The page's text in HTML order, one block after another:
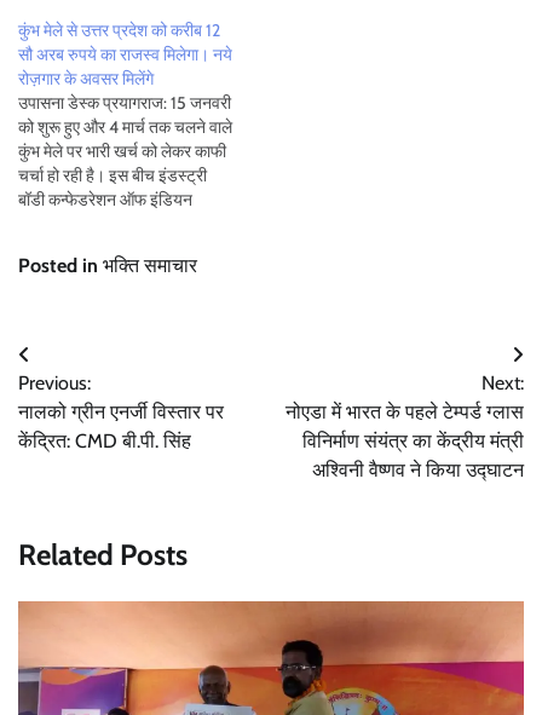
कुंभ मेले से उत्तर प्रदेश को करीब 12
सौ अरब रुपये का राजस्व मिलेगा। नये
रोज़गार के अवसर मिलेंगे
उपासना डेस्क प्रयागराज: 15 जनवरी
को शुरू हुए और 4 मार्च तक चलने वाले
कुंभ मेले पर भारी खर्च को लेकर काफी
चर्चा हो रही है। इस बीच इंडस्ट्री
बॉडी कन्फेडरेशन ऑफ इंडियन
लाख करोड़ रुपये…
Posted in भक्ति समाचार
Post
navigation
Previous:
नालको ग्रीन एनर्जी विस्तार पर
केंद्रित: CMD बी.पी. सिंह
Next:
नोएडा में भारत के पहले टेम्पर्ड ग्लास
विनिर्माण संयंत्र का केंद्रीय मंत्री
अश्विनी वैष्णव ने किया उद्घाटन
Related Posts